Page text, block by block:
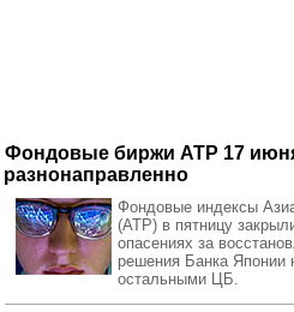
Фондовые биржи АТР 17
разнонаправленно
Фондовые индексы
(АТР) в пятницу
опасениях за
решения Банка Японии
остальными ЦБ.